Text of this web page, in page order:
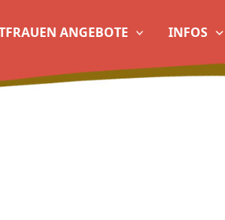
ANGEBOTE INFOS